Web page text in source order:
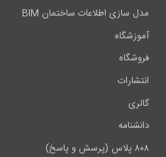
مدل سازی اطلاعات ساختمان BIM
آموزشگاه
فروشگاه
انتشارات
گالری
دانشنامه
۸۰۸ پلاس (پرسش و پاسخ)